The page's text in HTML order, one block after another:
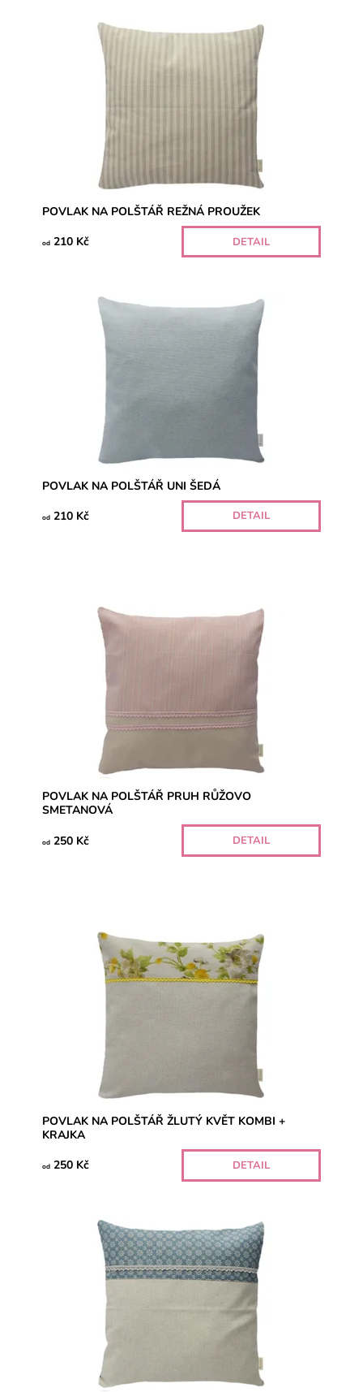
POVLAK NA POLŠTÁŘ REŽNÁ PROUŽEK
od 210 Kč DETAIL
POVLAK NA POLŠTÁŘ UNI ŠEDÁ
od 210 Kč DETAIL
POVLAK NA POLŠTÁŘ PRUH RŮŽOVO
SMETANOVÁ
od 250 Kč DETAIL
POVLAK NA POLŠTÁŘ ŽLUTÝ KVĚT KOMBI +
KRAJKA
od 250 Kč DETAIL